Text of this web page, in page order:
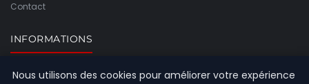
Contact
INFORMATIONS
Plan du site
Nous utilisons des cookies pour améliorer votre expérience